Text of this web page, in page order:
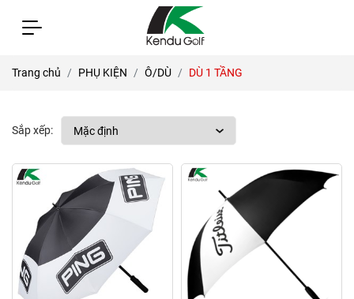
Trang chủ PHỤ KIỆN Ô/DÙ DÙ 1 TẦNG
Sắp xếp: